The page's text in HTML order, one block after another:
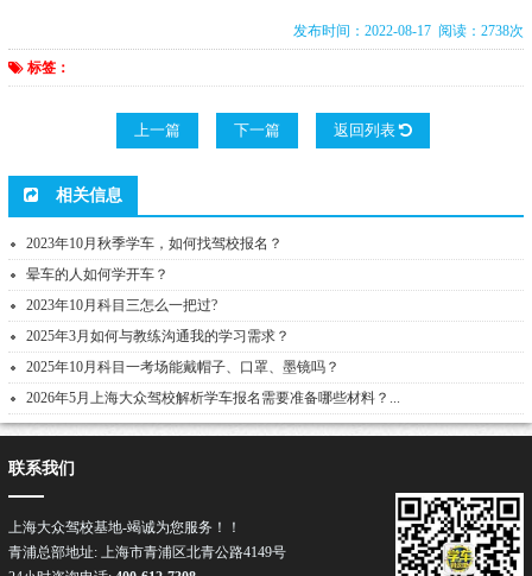
发布时间：2022-08-17 阅读：2738次
标签：
上一篇 下一篇 返回列表
相关信息
2023年10月秋季学车，如何找驾校报名？
晕车的人如何学开车？
2023年10月科目三怎么一把过?
2025年3月如何与教练沟通我的学习需求？
2025年10月科目一考场能戴帽子、口罩、墨镜吗？
2026年5月上海大众驾校解析学车报名需要准备哪些材料？...
联系我们
上海大众驾校基地-竭诚为您服务！！
青浦总部地址: 上海市青浦区北青公路4149号